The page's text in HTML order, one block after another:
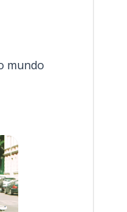
mundo